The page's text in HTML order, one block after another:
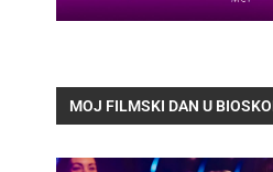
MOJ FILMSKI DAN U